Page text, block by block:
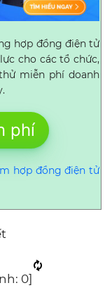
hợp đồng điện tử
cho các tổ chức,
miễn phí doanh
phí
hợp đồng điện tử
0]